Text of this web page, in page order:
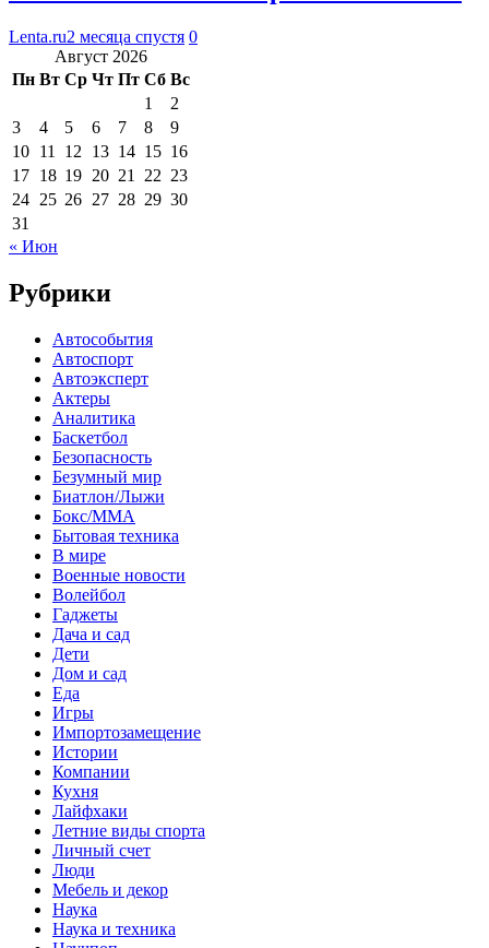
Lenta.ru2 месяца спустя 0
Август 2026
Пн Вт Ср Чт Пт Сб Вс
1
2
3
4 5 6 7 8
9
10 11 12 13 14 15 16
17 18 19 20 21 22 23
24 25 26 27 28 29 30
31
« Июн
Рубрики
Автособытия
Автоспорт
Автоэксперт
Актеры
Аналитика
Баскетбол
Безопасность
Безумный мир
Биатлон/Лыжи
Бокс/MMA
Бытовая техника
В мире
Военные новости
Волейбол
Гаджеты
Дача и сад
Дети
Дом и сад
Еда
Игры
Импортозамещение
Истории
Компании
Кухня
Лайфхаки
Летние виды спорта
Личный счет
Люди
Мебель и декор
Наука
Наука и техника